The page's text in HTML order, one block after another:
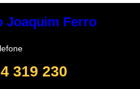
Joaquim Ferro
319 230